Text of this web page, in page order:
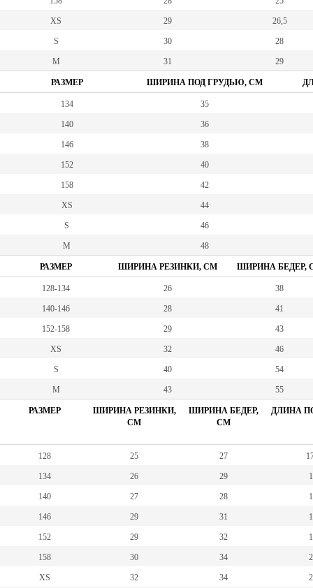
XS 29 26,5
S 30 28
M 31 29
РАЗМЕР ШИРИНА ПОД ГРУДЬЮ, СМ
134 35
140 36
146 38
152 40
158 42
XS 44
S 46
M 48
РАЗМЕР ШИРИНА РЕЗИНКИ, СМ ШИРИНА БЕДЕР,
128-134 26 38
140-146 28 41
152-158 29 43
XS 32 46
S 40 54
M 43 55
РАЗМЕР
ШИРИНА РЕЗИНКИ,
СМ
ШИРИНА БЕДЕР,
СМ
ДЛИНА
128 25 27
134 26 29
140 27 28
146 29 31
152 29 32
158 30 34
XS 32 34